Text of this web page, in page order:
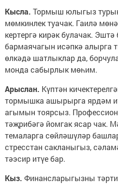
Кысла. Тормыш юлыгыз
мөмкинлек туачак. Гаилә
кертергә кирәк булачак.
бармаячагын исәпкә
өлкәдә шатлыклар да,
монда сабырлык мөһим.
Арыслан. Күптән
тормышка ашырырга ярдәм
агымын тоярсыз.
тәҗрибәгә йомгак ясар чак.
темаларга сөйләшүләр
стресстан сакланыгыз,
тәэсир итүе бар.
Кыз. Финансларыгызны